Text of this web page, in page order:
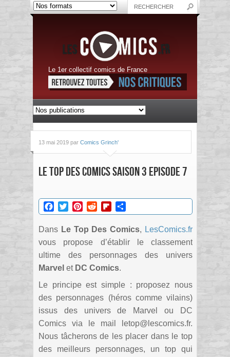
Le 1er collectif comics de France
13 mai 2019 par Comics Grinch'
Le Top des Comics Saison 3 Episode 7
Facebook
TwitterPinterestRedditFlipboard
Dans Le Top Des Comics, LesComics.fr
vous propose d’établir le classement
ultime des personnages des univers
Marvel et DC Comics.
Le principe est simple : proposez nous
des personnages (héros comme vilains)
issus des univers de Marvel ou DC
Comics via le mail letop@lescomics.fr.
Nous tâcherons de les placer dans le top
des meilleurs personnages, un top qui